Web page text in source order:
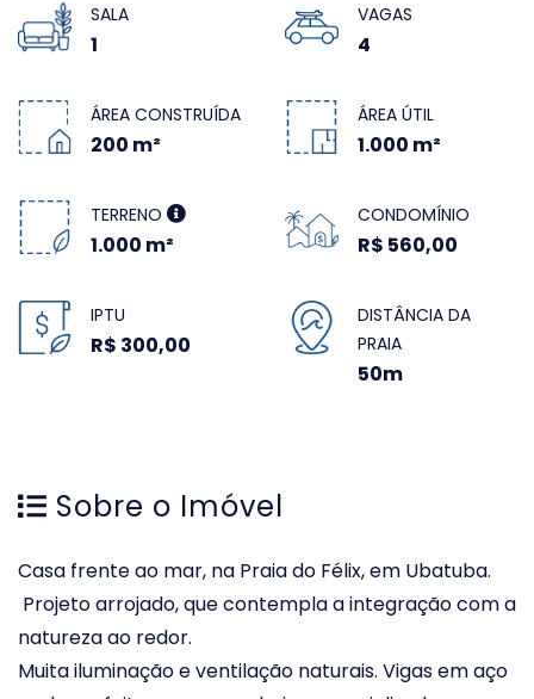
SALA
1
VAGAS
4
ÁREA CONSTRUÍDA
200 m²
ÁREA ÚTIL
1.000 m²
TERRENO
1.000 m²
CONDOMÍNIO
R$ 560,00
IPTU
R$ 300,00
DISTÂNCIA DA
PRAIA
50m
Sobre o Imóvel
Casa frente ao mar, na Praia do Félix, em Ubatuba.
Projeto arrojado, que contempla a integração com a
natureza ao redor.
Muita iluminação e ventilação naturais. Vigas em aço